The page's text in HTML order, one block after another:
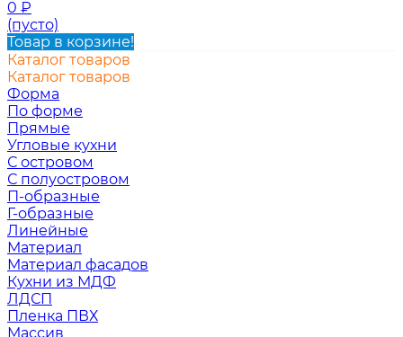
0 ₽
(пусто)
Товар в корзине!
Каталог товаров
Каталог товаров
Форма
По форме
Прямые
Угловые кухни
С островом
С полуостровом
П-образные
Г-образные
Линейные
Материал
Материал фасадов
Кухни из МДФ
ЛДСП
Пленка ПВХ
Массив